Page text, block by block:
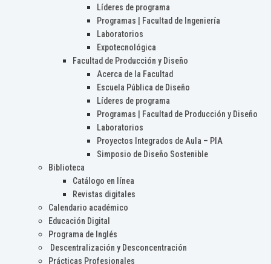
Líderes de programa
Programas | Facultad de Ingeniería
Laboratorios
Expotecnológica
Facultad de Producción y Diseño
Acerca de la Facultad
Escuela Pública de Diseño
Líderes de programa
Programas | Facultad de Producción y Diseño
Laboratorios
Proyectos Integrados de Aula – PIA
Simposio de Diseño Sostenible
Biblioteca
Catálogo en línea
Revistas digitales
Calendario académico
Educación Digital
Programa de Inglés
Descentralización y Desconcentración
Prácticas Profesionales